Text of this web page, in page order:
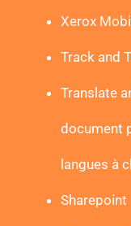
Xerox
Track and
Translate
document
langues à
Sharepoint